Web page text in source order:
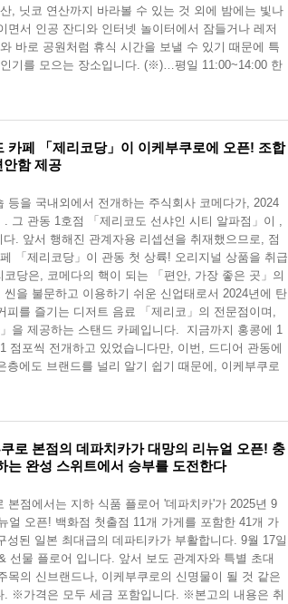
, 닛코 연산까지 바라볼 수 있는 것 외에 밤에는 빛나
면서 인공 잔디와 인터넷 놀이터에서 잠들거나 레저
바로 공원처럼 휴식 시간을 보낼 수 있기 때문에 특
기를 모으는 장소입니다. (※)…평일 11:00~14:00 한
카페 「제리코당」이 이케부쿠로에 오픈! 조합
안함 제공
등을 국내외에서 전개하는 주식회사 코메다가, 2024
그 관동 1호점 「제리코도 선샤인 시티 알파점」이 ,
. 앞서 행해진 관계자용 리셉션을 취재했으므로, 점
「제리코당」이 관동 첫 상륙! 오리지널 상품을 취급
당은, 코메다의 핵이 되는 「편안, 가장 좋은 곳」의
을 불문하고 이용하기 쉬운 신업태로서 2024년에 탄
를 즐기는 디저트 음료 「제리코」의 전문점이며,
을 제공하는 스탠드 카페입니다. 지금까지 홍콩에 1
점포씩 전개하고 있었습니다만, 이번, 드디어 관동에
층에도 브랜드를 널리 알기 쉽기 때문에, 이케부쿠로
로 본점의 데파치카가 대망의 리뉴얼 오픈! 충
는 완성 스위트에서 승부를 도전한다
본점에서는 지하 식품 플로어 '데파치카'가 2025년 9
얼 오픈! 백화점 첫출점 11개 가게를 포함한 41개 가
성된 일본 최대급의 데파티카가 부활합니다. 9월 17일
선물 플로어 입니다. 앞서 보도 관계자와 특별 초대
목의 신브랜드나, 이케부쿠로의 신명물이 될 것 같은
. ※가격은 모두 세금 포함입니다. ※본고의 내용은 취